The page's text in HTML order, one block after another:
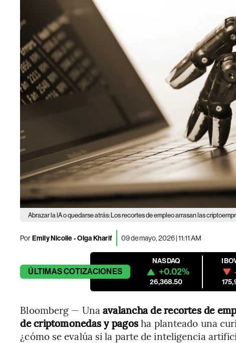
Abrazar la IA o quedarse atrás: Los recortes de empleo arrasan las
PorEmily Nicolle - Olga Kharif 09 de mayo, 2026 | 11:11 AM
ÚLTIMASCOTIZACIONES
NASDAQ
+0.02%
26,368.50
Bloomberg — Una avalancha de recortes de
de criptomonedas y pagosha planteado una
¿cómo se evalúa si la parte de inteligencia